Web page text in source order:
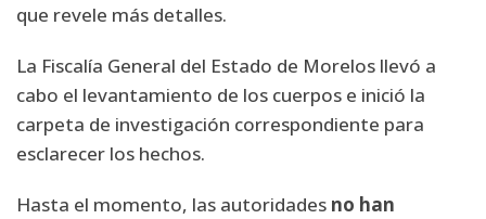
que revele más detalles.
La Fiscalía General del Estado de Morelos llevó a
cabo el levantamiento de los cuerpos e inició la
carpeta de investigación correspondiente para
esclarecer los hechos.
Hasta el momento, las autoridades no han